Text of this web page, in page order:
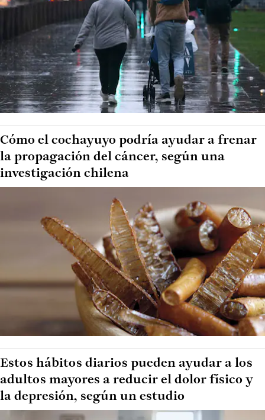
Cómo el cochayuyo podría ayudar a frenar
la propagación del cáncer, según una
investigación chilena
Estos hábitos diarios pueden ayudar a los
adultos mayores a reducir el dolor físico y
la depresión, según un estudio